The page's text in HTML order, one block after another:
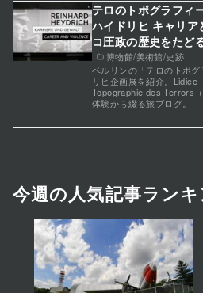
博物館/美術館/史跡
テロのトポグラフィ
ハイドリヒ キャリア
コ圧政の歴史をたど
ベルリンの「テロのトポ
リヒ企画展を紹介。Lidice
Topographie des Terrors
体験から綴る旅ブログ。
今週の人気記事ラン